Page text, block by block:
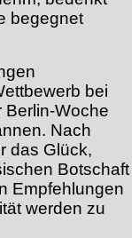
begegnet
bei
Berlin-Woche
Nach
das Glück,
Botschaft
Empfehlungen
werden zu